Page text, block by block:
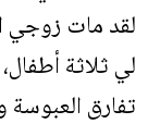
لقد مات زوجي
لي ثلاثة
تفارق